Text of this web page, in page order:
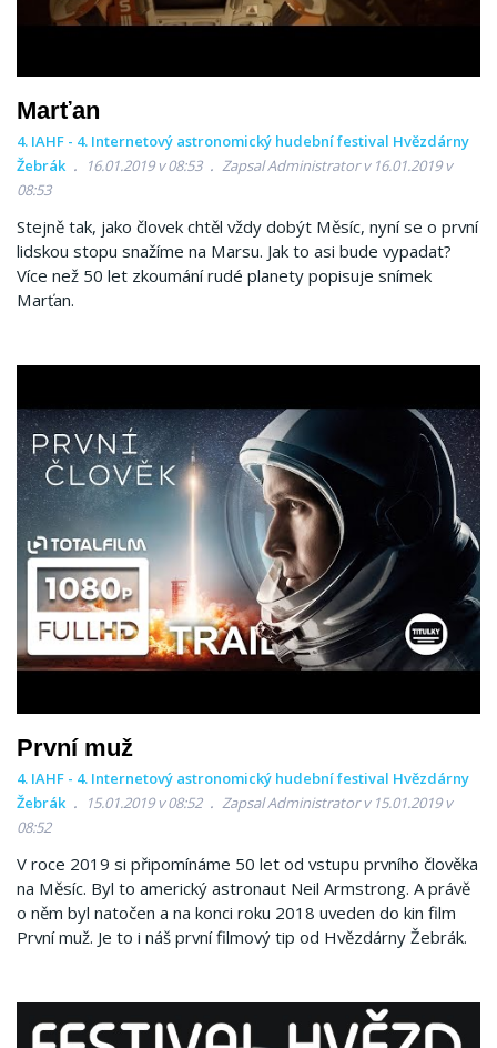
Marťan
4. IAHF - 4. Internetový astronomický hudební festival Hvězdárny
Žebrák
16.01.2019 v 08:53
Zapsal Administrator v 16.01.2019 v
08:53
Stejně tak, jako človek chtěl vždy dobýt Měsíc, nyní se o první
lidskou stopu snažíme na Marsu. Jak to asi bude vypadat?
Více než 50 let zkoumání rudé planety popisuje snímek
Marťan.
První muž
4. IAHF - 4. Internetový astronomický hudební festival Hvězdárny
Žebrák
15.01.2019 v 08:52
Zapsal Administrator v 15.01.2019 v
08:52
V roce 2019 si připomínáme 50 let od vstupu prvního člověka
na Měsíc. Byl to americký astronaut Neil Armstrong. A právě
o něm byl natočen a na konci roku 2018 uveden do kin film
První muž. Je to i náš první filmový tip od Hvězdárny Žebrák.